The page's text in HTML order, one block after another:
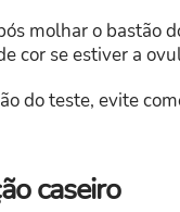
molhar o bastão
cor se estiver a
do teste, evite
caseiro